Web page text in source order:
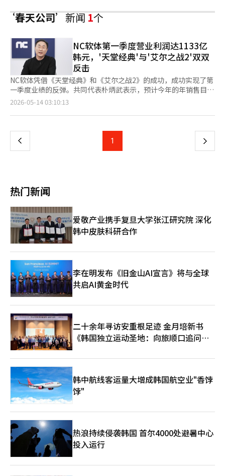
‘春天公司’新闻1个
NC软体第一季度营业利润达1133亿
韩元，'天堂经典'与'艾尔之战2'双双
反击
NC软体凭借《天堂经典》和《艾尔之战2》的成功，成功实现了第
一季度业绩的反弹。共同代表朴炳武表示，预计今年的年销售目标
将超过2.5万亿韩元，并计划在明年推出10余款新作。 NC在2026
元，营业利润为1133亿韩元，净利润为1524亿韩元。销售额较去
2070%，营业利润率为20%。 此次业绩的关键在于PC游戏部门。
NC第一季度PC游戏销售额达到3184亿韩元，创下历史季度最高纪
1368亿韩元的销售额，成为所有游戏中表现最好的作品。《天堂
经典》第一季度销售额为835亿韩元，发布90天的累计销售额为
1924亿韩元。 朴炳武在电话会议中表示：“我们不仅仅满足于第
一季度的良好业绩，而是基于此，坚信每个季度的销售和营业利润
将持续增长。” NC展现出信心的原因在于《天堂经典》的长期热
销潜力。朴代表解释说，发布三个月后，月活跃用户、日活跃用户
和网吧市场份额等指标依然保持稳定，尤其是新服务器“巴拉卡
斯”的开放后，日销售额创下新高。 用户群体的变化也值得关
注。NC表示，《天堂经典》不仅吸引了原有的中年用户，还吸引
了20至30岁的年轻用户。这一现象在长期服务方面是积极的，表
明其用户基础正在扩大。 对于《天堂重制版》的自我蚕食担忧，
NC的立场是有限的。尽管《天堂重制版》的销售额同比下降了
30%，但这一降幅低于预期。整体《天堂》IP的用户基础和销售额
销能力扩展至全球的阶段。朴代表表示：“我们计划通过6月发布
六个月纪念活动和第四季更新，重新吸引回归用户。”全球发布定
于第三季度，6月初将启动夏季游戏节，进行全面营销。 NC表示，
《艾尔之战2》的全球预先指标显示出比其他服务更好的表现。然
而，由于全球市场上PC和主机MMORPG的竞争激烈，韩国和台湾
的成功是否能在全球复制仍需验证。当地化质量、收费结构和在线
运营能力将成为全球热销的关键变量。 业务组合的多样化也在进
行中。第一季度移动休闲游戏的销售额为355亿韩元，得益于里呼
呼和春天公司的业绩。NC在3月的经营战略会议上提出，遗产IP的
提升、新IP的获取和移动休闲业务将是三大增长支柱。2030年的
销售目标为5万亿韩元，自有资本收益率超过15%是中长期目标。
洪元俊CFO表示，从第二季度开始，JUSTPLAY的业绩将被合并，
移动休闲业务的销售规模将显著扩大。NC预计移动休闲业务在
2030年将实现15000亿韩元的销售额。这被视为NC试图摆脱以往
MMORPG为中心的体质，以降低收益波动性。 新作阵容也十分积
极。NC计划到2030年推出20余款新标题，其中10余款将在明年发
2026-05-14 03:10:13
上
页
1 下
热门新闻
爱敬产业携手复旦大学张江研究院 深化
韩中皮肤科研合作
李在明发布《旧金山AI宣言》将与全球
共启AI黄金时代
二十余年寻访安重根足迹 金月培新书
《韩国独立运动圣地：向旅顺口追问历
韩中航线客运量大增成韩国航空业"香饽
饽"
热浪持续侵袭韩国 首尔4000处避暑中心
投入运行